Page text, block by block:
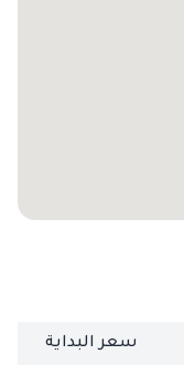
سعر البداية